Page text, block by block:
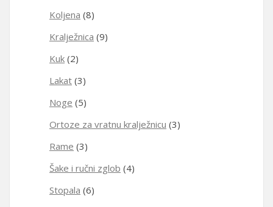
Koljena (8)
Kralježnica (9)
Kuk (2)
Lakat (3)
Noge (5)
Ortoze za vratnu kralježnicu (3)
Rame (3)
Šake i ručni zglob (4)
Stopala (6)